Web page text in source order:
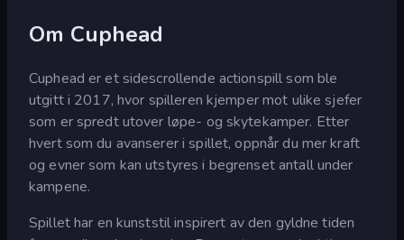
Om Cuphead
Cuphead er et sidescrollende actionspill som ble
utgitt i 2017, hvor spilleren kjemper mot ulike sjefer
som er spredt utover løpe- og skytekamper. Etter
hvert som du avanserer i spillet, oppnår du mer kraft
og evner som kan utstyres i begrenset antall under
kampene.
Spillet har en kunststil inspirert av den gyldne tiden